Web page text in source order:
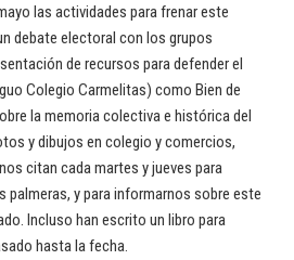
las actividades para frenar este
debate electoral con los grupos
de recursos para defender el
Colegio Carmelitas) como Bien de
la memoria colectiva e histórica del
y dibujos en colegio y comercios,
citan cada martes y jueves para
y para informarnos sobre este
Incluso han escrito un libro para
hasta la fecha.